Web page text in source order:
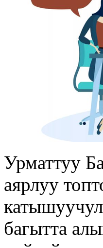
Урматтуу
аярлуу
багытта